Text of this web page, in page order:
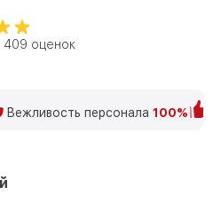
409 оценок
Вежливость персонала 100%